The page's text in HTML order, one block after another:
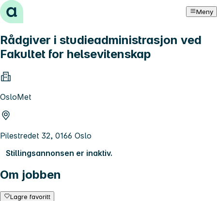
Hopp til innhold Meny
Rådgiver i studieadministrasjon ved
Fakultet for helsevitenskap
OsloMet
Pilestredet 32, 0166 Oslo
Stillingsannonsen er inaktiv.
Om jobben
Lagre favoritt